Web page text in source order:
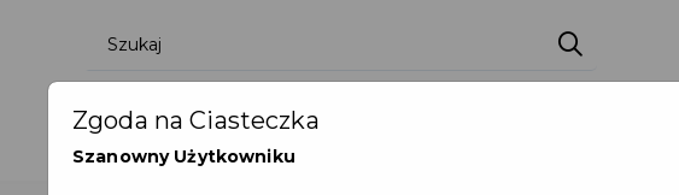
Zgoda na Ciasteczka
Szanowny Użytkowniku